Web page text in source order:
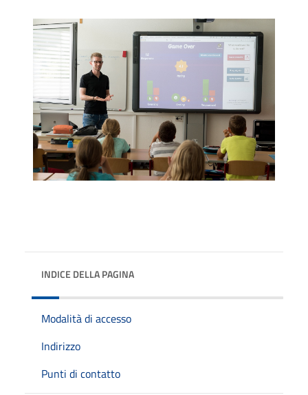
INDICE DELLA PAGINA
Modalità di accesso
Indirizzo
Punti di contatto